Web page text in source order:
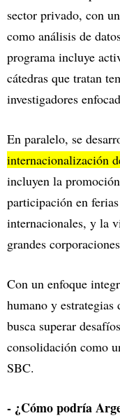
sector privado, con
como análisis de
programa incluye
cátedras que tratan
investigadores
En paralelo, se
internacionalización
incluyen la
participación en
internacionales, y la
grandes
Con un enfoque
humano y
busca superar
consolidación como
SBC.
- ¿Cómo podría